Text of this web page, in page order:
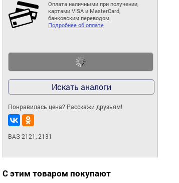
Оплата наличными при получении,
картами VISA и MasterCard,
банковским переводом.
Подробнее об оплате
Искать аналоги
Понравилась цена? Расскажи друзьям!
ВАЗ 2121, 2131
С этим товаром покупают